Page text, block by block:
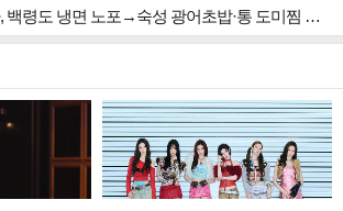
'전현무계획4' 김민하, 백령도 냉면 노포→숙성 광어초밥·통 도미찜 맛집 탐방